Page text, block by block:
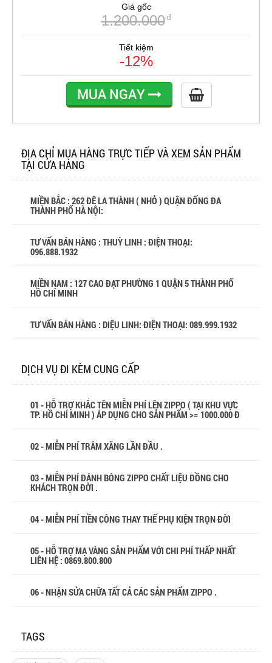
Giá gốc
1.200.000đ
Tiết kiệm
-12%
MUA NGAY
ĐỊA CHỈ MUA HÀNG TRỰC TIẾP VÀ XEM SẢN PHẨM
TẠI CỬA HÀNG
MIỀN BẮC : 262 ĐÊ LA THÀNH ( NHỎ ) QUẬN ĐỐNG ĐA
THÀNH PHỐ HÀ NỘI:
TƯ VẤN BÁN HÀNG : THUỲ LINH : ĐIỆN THOẠI:
096.888.1932
MIỀN NAM : 127 CAO ĐẠT PHƯỜNG 1 QUẬN 5 THÀNH PHỐ
HỒ CHÍ MINH
TƯ VẤN BÁN HÀNG : DIỆU LINH: ĐIỆN THOẠI: 089.999.1932
DỊCH VỤ ĐI KÈM CUNG CẤP
01 - HỖ TRỢ KHẮC TÊN MIỄN PHÍ LÊN ZIPPO ( TẠI KHU VỰC
TP. HỒ CHÍ MINH ) ÁP DỤNG CHO SẢN PHẨM >= 1000.000 Đ
02 - MIỄN PHÍ TRÂM XĂNG LẦN ĐẦU .
03 - MIỄN PHÍ ĐÁNH BÓNG ZIPPO CHẤT LIỆU ĐỒNG CHO
KHÁCH TRỌN ĐỜI .
04 - MIỄN PHÍ TIỀN CÔNG THAY THẾ PHỤ KIỆN TRỌN ĐỜI
05 - HỖ TRỢ MẠ VÀNG SẢN PHẨM VỚI CHI PHÍ THẤP NHẤT
LIÊN HỆ : 0869.800.800
06 - NHẬN SỬA CHỮA TẤT CẢ CÁC SẢN PHẨM ZIPPO .
TAGS